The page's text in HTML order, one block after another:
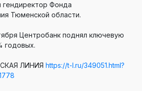
гендиректор Фонда
Тюменской области.
Центробанк поднял ключевую
годовых.
ЛИНИЯ https://t-l.ru/349051.html?